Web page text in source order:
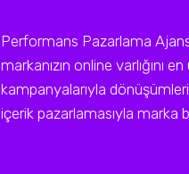
Performans Pazarlama
markanızın online varlığını
kampanyalarıyla
içerik pazarlamasıyla marka